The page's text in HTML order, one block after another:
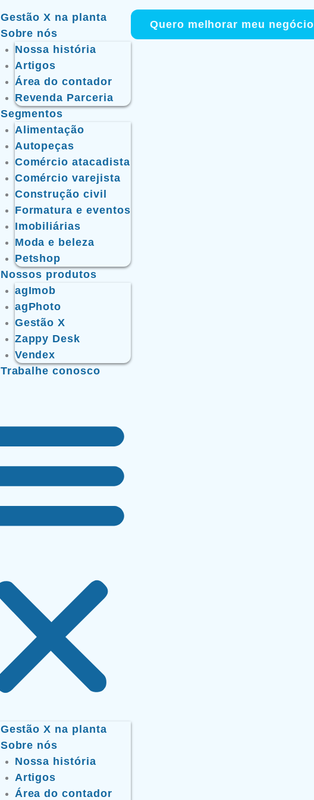
Gestão X na planta
Sobre nós
Nossa história
Artigos
Área do contador
Revenda Parceria
Segmentos
Alimentação
Autopeças
Comércio atacadista
Comércio varejista
Construção civil
Formatura e eventos
Imobiliárias
Moda e beleza
Petshop
Nossos produtos
agImob
agPhoto
Gestão X
Zappy Desk
Vendex
Trabalhe conosco
Menu
Gestão X na planta
Sobre nós
Nossa história
Artigos
Área do contador
Quero melhorar meu negócio